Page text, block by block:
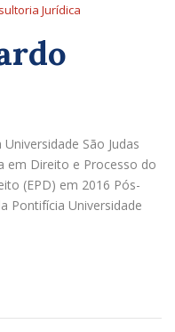
Jurídica
São Judas
em Direito e Processo do
(EPD) em 2016 Pós-
Pontifícia Universidade